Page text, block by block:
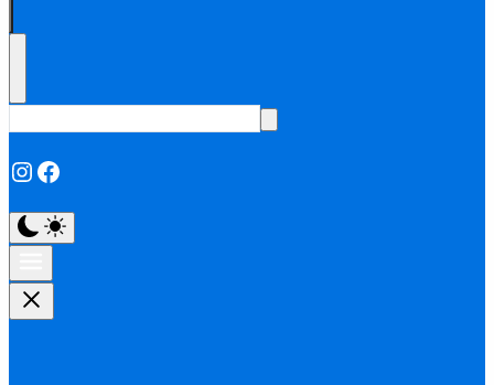
Instagram
Facebook